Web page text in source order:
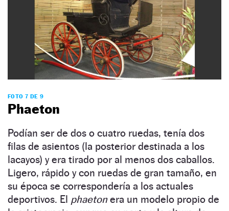
FOTO 7 DE 9
Phaeton
Podían ser de dos o cuatro ruedas, tenía dos
filas de asientos (la posterior destinada a los
lacayos) y era tirado por al menos dos caballos.
Ligero, rápido y con ruedas de gran tamaño, en
su época se correspondería a los actuales
deportivos. El phaetonera un modelo propio de